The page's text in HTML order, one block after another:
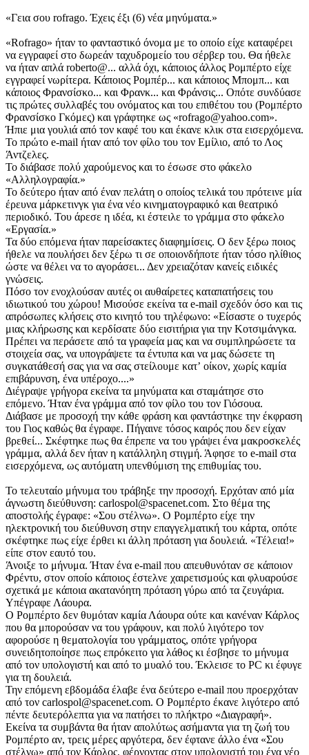
«Γεια σου rofrago. Έχεις έξι (6) νέα μηνύματα.»
«Rofrago» ήταν το φανταστικό όνομα με το οποίο είχε καταφέρει
να εγγραφεί στο δωρεάν ταχυδρομείο του σέρβερ του. Θα ήθελε
να ήταν απλά roberto@... αλλά όχι, κάποιος άλλος Ρομπέρτο είχε
εγγραφεί νωρίτερα. Κάποιος Ρομπέρ... και κάποιος Μπομπ... και
κάποιος Φρανσίσκο... και Φρανκ... και Φράνσις... Οπότε συνδύασε
τις πρώτες συλλαβές του ονόματος και του επιθέτου του (Ρομπέρτο
Φρανσίσκο Γκόμες) και γράφτηκε ως «rofrago@yahoo.com».
Ήπιε μια γουλιά από τον καφέ του και έκανε κλικ στα εισερχόμενα.
Το πρώτο e-mail ήταν από τον φίλο του τον Εμίλιο, από το Λος
Άντζελες.
Το διάβασε πολύ χαρούμενος και το έσωσε στο φάκελο
«Αλληλογραφία.»
Το δεύτερο ήταν από έναν πελάτη ο οποίος τελικά του πρότεινε μία
έρευνα μάρκετινγκ για ένα νέο κινηματογραφικό και θεατρικό
περιοδικό. Του άρεσε η ιδέα, κι έστειλε το γράμμα στο φάκελο
«Εργασία.»
Τα δύο επόμενα ήταν παρείσακτες διαφημίσεις. Ο δεν ξέρω ποιος
ήθελε να πουλήσει δεν ξέρω τι σε οποιονδήποτε ήταν τόσο ηλίθιος
ώστε να θέλει να το αγοράσει... Δεν χρειαζόταν κανείς ειδικές
γνώσεις.
Πόσο τον ενοχλούσαν αυτές οι αυθαίρετες καταπατήσεις του
ιδιωτικού του χώρου! Μισούσε εκείνα τα e-mail σχεδόν όσο και τις
απρόσωπες κλήσεις στο κινητό του τηλέφωνο: «Είσαστε ο τυχερός
μιας κλήρωσης και κερδίσατε δύο εισιτήρια για την Κοτσιμάνγκα.
Πρέπει να περάσετε από τα γραφεία μας και να συμπληρώσετε τα
στοιχεία σας, να υπογράψετε τα έντυπα και να μας δώσετε τη
συγκατάθεσή σας για να σας στείλουμε κατʼ οίκον, χωρίς καμία
επιβάρυνση, ένα υπέροχο....»
Διέγραψε γρήγορα εκείνα τα μηνύματα και σταμάτησε στο
επόμενο. Ήταν ένα γράμμα από τον φίλο του τον Γιόσουα.
Διάβασε με προσοχή την κάθε φράση και φαντάστηκε την έκφραση
του Γιος καθώς θα έγραφε. Πήγαινε τόσος καιρός που δεν είχαν
βρεθεί... Σκέφτηκε πως θα έπρεπε να του γράψει ένα μακροσκελές
γράμμα, αλλά δεν ήταν η κατάλληλη στιγμή. Άφησε το e-mail στα
εισερχόμενα, ως αυτόματη υπενθύμιση της επιθυμίας του.
Το τελευταίο μήνυμα του τράβηξε την προσοχή. Ερχόταν από μία
άγνωστη διεύθυνση: carlospol@spacenet.com. Στο θέμα της
αποστολής έγραφε: «Σου στέλνω». Ο Ρομπέρτο είχε την
ηλεκτρονική του διεύθυνση στην επαγγελματική του κάρτα, οπότε
σκέφτηκε πως είχε έρθει κι άλλη πρόταση για δουλειά. «Τέλεια!»
είπε στον εαυτό του.
Άνοιξε το μήνυμα. Ήταν ένα e-mail που απευθυνόταν σε κάποιον
Φρέντυ, στον οποίο κάποιος έστελνε χαιρετισμούς και φλυαρούσε
σχετικά με κάποια ακατανόητη πρόταση γύρω από τα ζευγάρια.
Υπέγραφε Λάουρα.
Ο Ρομπέρτο δεν θυμόταν καμία Λάουρα ούτε και κανέναν Κάρλος
που θα μπορούσαν να του γράφουν, και πολύ λιγότερο τον
αφορούσε η θεματολογία του γράμματος, οπότε γρήγορα
συνειδητοποίησε πως επρόκειτο για λάθος κι έσβησε το μήνυμα
από τον υπολογιστή και από το μυαλό του. Έκλεισε το PC κι έφυγε
για τη δουλειά.
Την επόμενη εβδομάδα έλαβε ένα δεύτερο e-mail που προερχόταν
από τον carlospol@spacenet.com. Ο Ρομπέρτο έκανε λιγότερο από
πέντε δευτερόλεπτα για να πατήσει το πλήκτρο «Διαγραφή».
Εκείνα τα συμβάντα θα ήταν απολύτως ασήμαντα για τη ζωή του
Ρομπέρτο αν, τρεις μέρες αργότερα, δεν έφτανε άλλο ένα «Σου
στέλνω» από τον Κάρλος, φέρνοντας στον υπολογιστή του ένα νέο